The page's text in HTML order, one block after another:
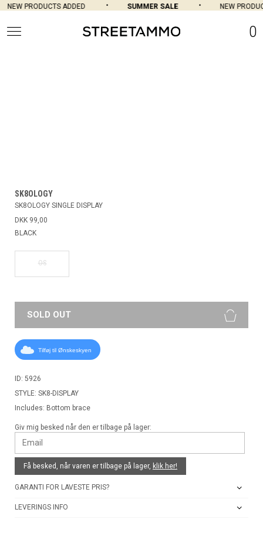
NEW PRODUCTS ADDED SUMMER SALE NEW
0
SK8OLOGY
SK8OLOGY SINGLE DISPLAY
DKK 99,00
BLACK
OS
SOLD OUT
Tilføj til Ønskeskyen
ID: 5926
STYLE: SK8-DISPLAY
Includes: Bottom brace
Giv mig besked når den er tilbage på lager:
Få besked, når varen er tilbage på lager, klik her!
GARANTI FOR LAVESTE PRIS?
LEVERINGS INFO